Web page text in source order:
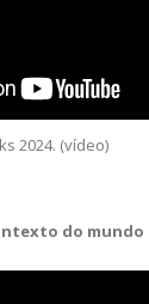
2024. (vídeo)
do mundo